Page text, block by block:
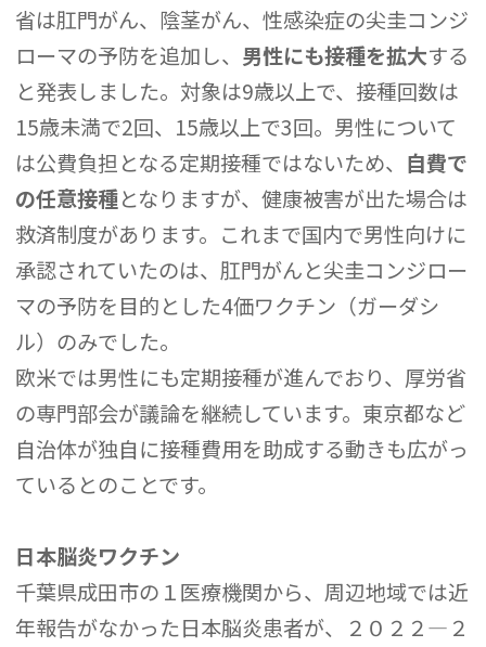
省は肛門がん、陰茎がん、性感染症の尖圭コンジ
ローマの予防を追加し、 男性にも接種を拡大する
と発表しました。対象は9歳以上で、接種回数は
15歳未満で2回、15歳以上で3回。男性について
は公費負担となる定期接種ではないため、 自費で
の任意接種となりますが、健康被害が出た場合は
救済制度があります。これまで国内で男性向けに
承認されていたのは、肛門がんと尖圭コンジロー
マの予防を目的とした4価ワクチン（ガーダシ
ル）のみでした。
欧米では男性にも定期接種が進んでおり、厚労省
の専門部会が議論を継続しています。東京都など
自治体が独自に接種費用を助成する動きも広がっ
ているとのことです。
日本脳炎ワクチン
千葉県成田市の１医療機関から、周辺地域では近
年報告がなかった日本脳炎患者が、２０２２―２